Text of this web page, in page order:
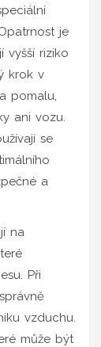
je
vyšší riziko
krok v
pomalu,
ani vozu.
se
a
na
Při
vzduchu.
může být